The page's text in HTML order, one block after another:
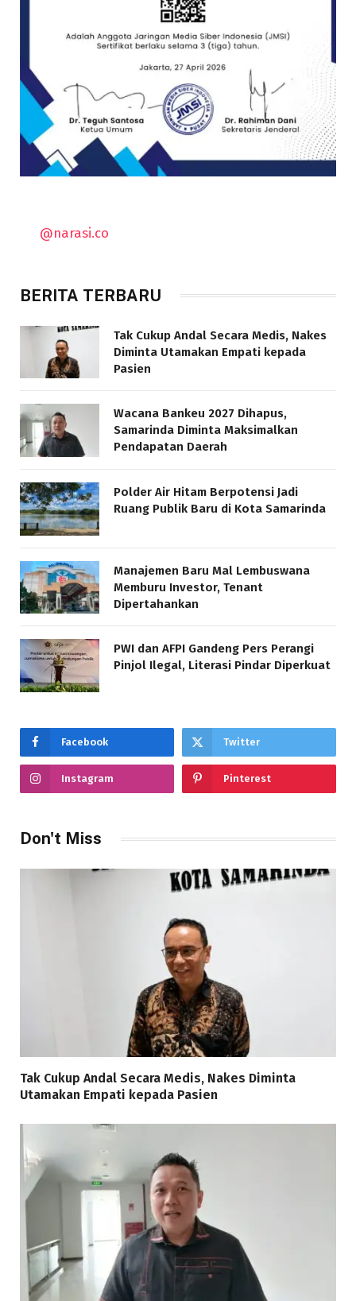
@narasi.co
BERITA TERBARU
Tak Cukup Andal Secara Medis, Nakes
Diminta Utamakan Empati kepada
Pasien
Wacana Bankeu 2027 Dihapus,
Samarinda Diminta Maksimalkan
Pendapatan Daerah
Polder Air Hitam Berpotensi Jadi
Ruang Publik Baru di Kota Samarinda
Manajemen Baru Mal Lembuswana
Memburu Investor, Tenant
Dipertahankan
PWI dan AFPI Gandeng Pers Perangi
Pinjol Ilegal, Literasi Pindar Diperkuat
Facebook Twitter
Instagram Pinterest
Don't Miss
Tak Cukup Andal Secara Medis, Nakes Diminta
Utamakan Empati kepada Pasien